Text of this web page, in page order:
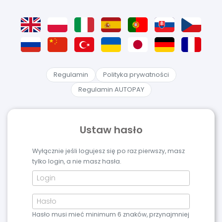
Regulamin
Polityka prywatności
Regulamin AUTOPAY
Ustaw hasło
Wyłącznie jeśli logujesz się po raz pierwszy, masz
tylko login, a nie masz hasła.
Hasło musi mieć minimum 6 znaków, przynajmniej